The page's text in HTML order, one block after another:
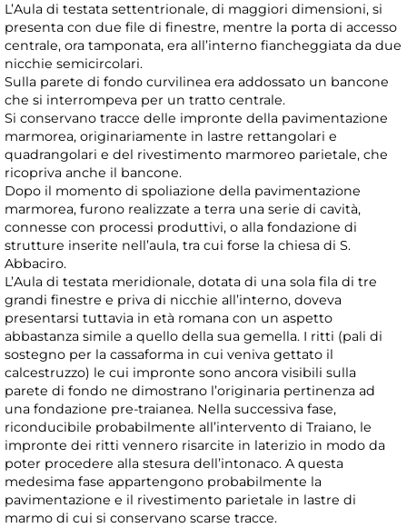
L’Aula di testata settentrionale, di maggiori dimensioni, si
presenta con due file di finestre, mentre la porta di accesso
centrale, ora tamponata, era all’interno fiancheggiata da due
nicchie semicircolari.
Sulla parete di fondo curvilinea era addossato un bancone
che si interrompeva per un tratto centrale.
Si conservano tracce delle impronte della pavimentazione
marmorea, originariamente in lastre rettangolari e
quadrangolari e del rivestimento marmoreo parietale, che
ricopriva anche il bancone.
Dopo il momento di spoliazione della pavimentazione
marmorea, furono realizzate a terra una serie di cavità,
connesse con processi produttivi, o alla fondazione di
strutture inserite nell’aula, tra cui forse la chiesa di S.
Abbaciro.
L’Aula di testata meridionale, dotata di una sola fila di tre
grandi finestre e priva di nicchie all’interno, doveva
presentarsi tuttavia in età romana con un aspetto
abbastanza simile a quello della sua gemella. I ritti (pali di
sostegno per la cassaforma in cui veniva gettato il
calcestruzzo) le cui impronte sono ancora visibili sulla
parete di fondo ne dimostrano l’originaria pertinenza ad
una fondazione pre-traianea. Nella successiva fase,
riconducibile probabilmente all’intervento di Traiano, le
impronte dei ritti vennero risarcite in laterizio in modo da
poter procedere alla stesura dell’intonaco. A questa
medesima fase appartengono probabilmente la
pavimentazione e il rivestimento parietale in lastre di
marmo di cui si conservano scarse tracce.